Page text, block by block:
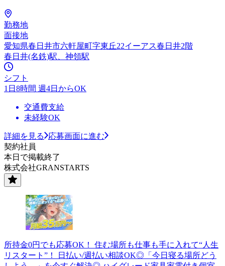
勤務地
面接地
愛知県春日井市六軒屋町字東丘22イーアス春日井2階
春日井(名鉄)駅、神領駅
シフト
1日8時間 週4日からOK
交通費支給
未経験OK
詳細を見る
応募画面に進む
契約社員
本日で掲載終了
株式会社GRANSTARTS
所持金0円でも応募OK！ 住む場所も仕事も手に入れて“人生
リスタート”！ 日払い/週払い相談OK◎「今日寝る場所どう